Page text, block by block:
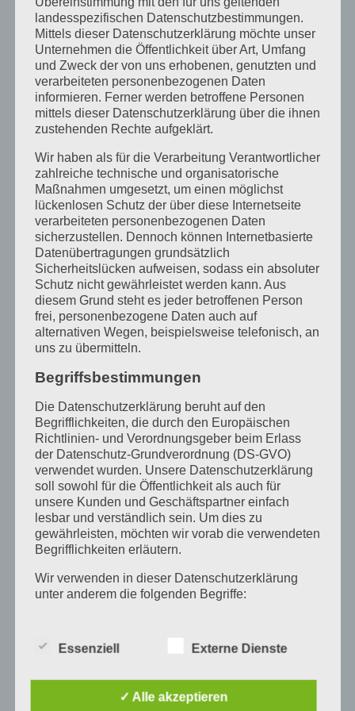
landesspezifischen Datenschutzbestimmungen.
Mittels dieser Datenschutzerklärung möchte unser
Unternehmen die Öffentlichkeit über Art, Umfang
und Zweck der von uns erhobenen, genutzten und
verarbeiteten personenbezogenen Daten
informieren. Ferner werden betroffene Personen
mittels dieser Datenschutzerklärung über die ihnen
zustehenden Rechte aufgeklärt.
Wir haben als für die Verarbeitung Verantwortlicher
zahlreiche technische und organisatorische
Maßnahmen umgesetzt, um einen möglichst
lückenlosen Schutz der über diese Internetseite
verarbeiteten personenbezogenen Daten
sicherzustellen. Dennoch können Internetbasierte
Datenübertragungen grundsätzlich
Sicherheitslücken aufweisen, sodass ein absoluter
Schutz nicht gewährleistet werden kann. Aus
diesem Grund steht es jeder betroffenen Person
frei, personenbezogene Daten auch auf
alternativen Wegen, beispielsweise telefonisch, an
uns zu übermitteln.
Begriffsbestimmungen
Die Datenschutzerklärung beruht auf den
Begrifflichkeiten, die durch den Europäischen
Richtlinien- und Verordnungsgeber beim Erlass
der Datenschutz-Grundverordnung (DS-GVO)
verwendet wurden. Unsere Datenschutzerklärung
soll sowohl für die Öffentlichkeit als auch für
unsere Kunden und Geschäftspartner einfach
lesbar und verständlich sein. Um dies zu
gewährleisten, möchten wir vorab die verwendeten
Begrifflichkeiten erläutern.
Wir verwenden in dieser Datenschutzerklärung
unter anderem die folgenden Begriffe:
Personenbezogene Daten sind alle
oder identifizierbare natürliche Person (im
Folgenden „betroffene Person") beziehen. Als
Essenziell Externe Dienste
✓ Alle akzeptieren